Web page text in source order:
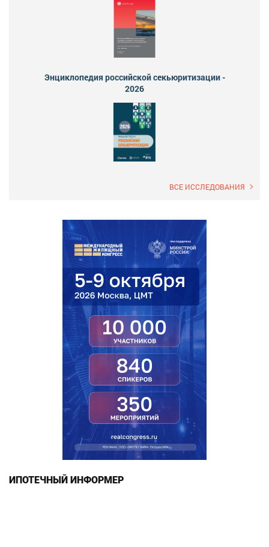
Энциклопедия российской секьюритизации -
2026
ВСЕ ИССЛЕДОВАНИЯ
ИПОТЕЧНЫЙ ИНФОРМЕР